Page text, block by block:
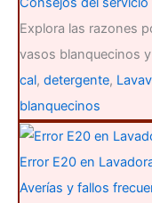
Explora las razones
vasos blanquecinos
cal, detergente,
blanquecinos
Error E20 en
Averías y fallos